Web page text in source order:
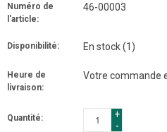
Numéro de
l'article:
46-00003
Disponibilité: En stock(1)
Heure de
livraison:
Votre commande
Quantité:
+
-